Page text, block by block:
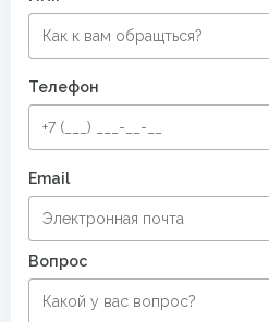
Телефон
Email
Вопрос